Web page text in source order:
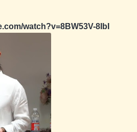
watch?v=8BW53V-8IbI